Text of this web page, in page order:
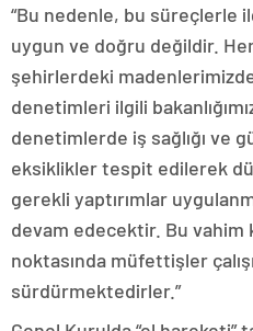
“Bu nedenle, bu süreçlerle
uygun ve doğru değildir.
şehirlerdeki
denetimleri ilgili
denetimlerde iş sağlığı ve
eksiklikler tespit edilerek
gerekli yaptırımlar
devam edecektir. Bu vahim
noktasında müfettişler
sürdürmektedirler.”